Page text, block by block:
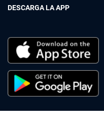
DESCARGA LA APP